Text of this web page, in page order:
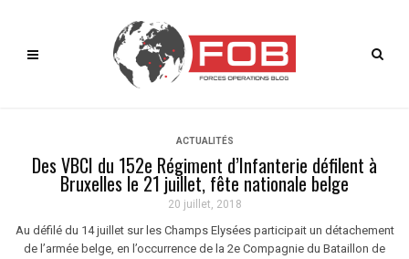
ACTUALITÉS
Des VBCI du 152e Régiment d’Infanterie défilent à
Bruxelles le 21 juillet, fête nationale belge
20 juillet, 2018
Au défilé du 14 juillet sur les Champs Elysées participait un détachement
de l’armée belge, en l’occurrence de la 2e Compagnie du Bataillon de